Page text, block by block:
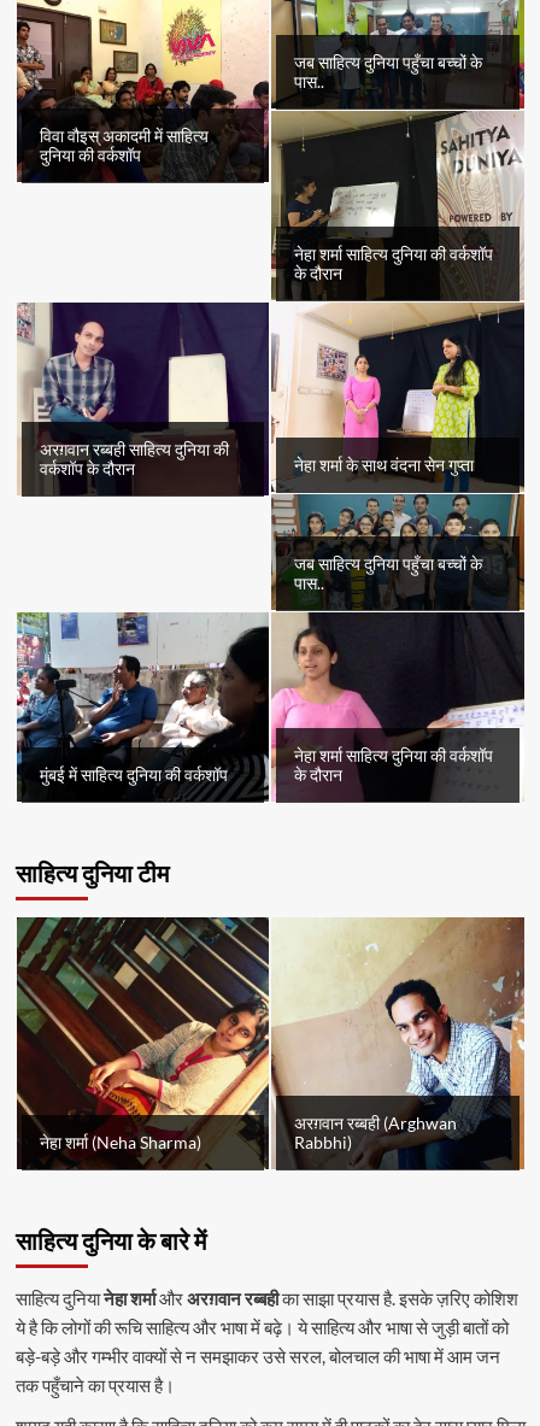
विवा वौइस् अकादमी में साहित्य
दुनिया की वर्कशॉप
जब साहित्य दुनिया पहुँचा बच्चों के
पास..
नेहा शर्मा साहित्य दुनिया की वर्कशॉप
के दौरान
अरग़वान रब्बही साहित्य दुनिया की
वर्कशॉप के दौरान
नेहा शर्मा के साथ वंदना सेन गुप्ता
जब साहित्य दुनिया पहुँचा बच्चों के
पास..
मुंबई में साहित्य दुनिया की वर्कशॉप
नेहा शर्मा साहित्य दुनिया की वर्कशॉप
के दौरान
साहित्य दुनिया टीम
नेहा शर्मा (Neha Sharma)
अरग़वान रब्बही (Arghwan
Rabbhi)
साहित्य दुनिया के बारे में
साहित्य दुनियानेहा शर्माऔरअरग़वान रब्बहीका साझा प्रयास है. इसके ज़रिए कोशिश
ये है कि लोगों की रूचि साहित्य और भाषा में बढ़े। ये साहित्य और भाषा से जुड़ी बातों को
बड़े-बड़े और गम्भीर वाक्यों से न समझाकर उसे सरल, बोलचाल की भाषा में आम जन
तक पहुँचाने का प्रयास है।